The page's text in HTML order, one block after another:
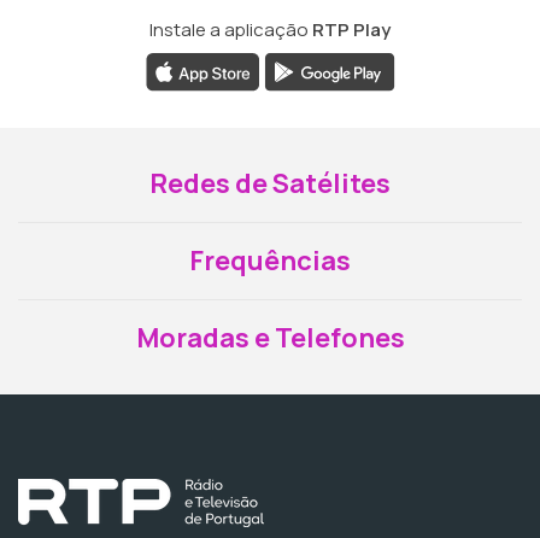
Instale a aplicação RTP Play
Redes de Satélites
Frequências
Moradas e Telefones